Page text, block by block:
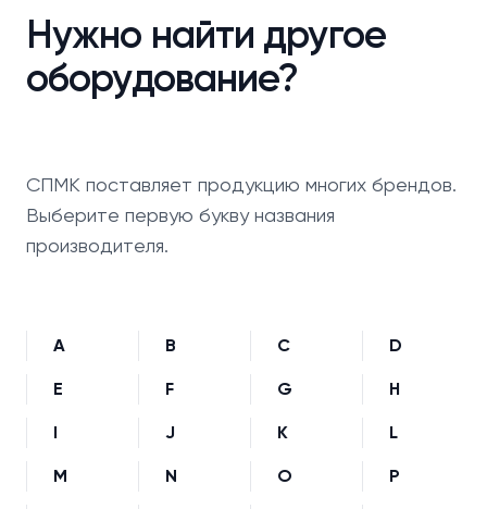
Нужно найти другое
оборудование?
СПМК поставляет продукцию многих брендов.
Выберите первую букву названия
производителя.
A B C D
E F G H
I J K L
M N O P